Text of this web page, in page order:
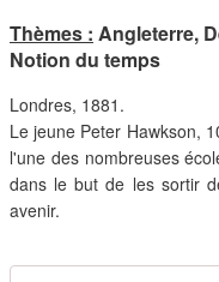
Thèmes : Angleterre,
Notion du temps
Londres, 1881.
Le jeune Peter Hawkson,
l'une des nombreuses
dans le but de les sortir
avenir.